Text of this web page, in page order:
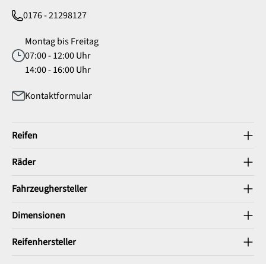
0176 - 21298127
Montag bis Freitag
07:00 - 12:00 Uhr
14:00 - 16:00 Uhr
Kontaktformular
Reifen
Räder
Fahrzeughersteller
Dimensionen
Reifenhersteller